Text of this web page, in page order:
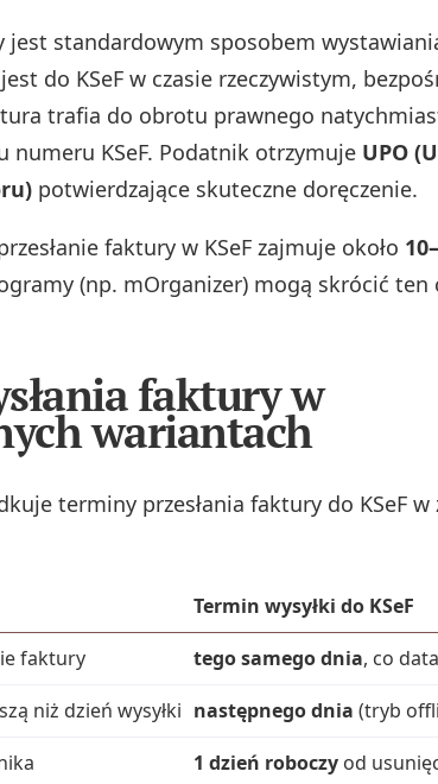
jest standardowym sposobem
do KSeF w czasie rzeczywistym,
trafia do obrotu prawnego
numeru KSeF. Podatnik otrzymuje UPO
potwierdzające skuteczne doręczenie.
faktury w KSeF zajmuje około
(np. mOrganizer) mogą skrócić ten
faktury w
wariantach
terminy przesłania faktury do KSeF w
Termin wysyłki do KSeF
faktury
tego samego dnia, co
niż dzień wysyłki następnego dnia (tryb
1 dzień roboczy od